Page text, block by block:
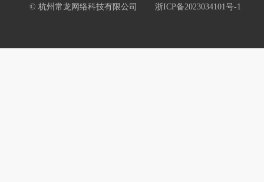
© 杭州常龙网络科技有限公司 浙ICP备2023034101号-1